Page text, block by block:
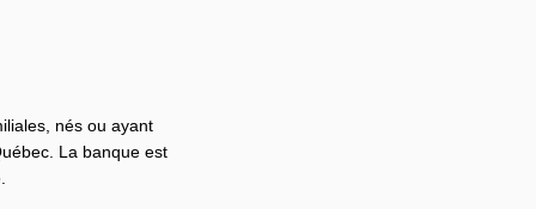
nés ou ayant
La banque est